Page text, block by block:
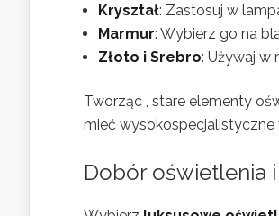
Kryształ: Zastosuj w
Marmur: Wybierz go na
Złoto i Srebro: Używaj w
Tworząc , stare elementy
mieć
Dobór oświetlenia